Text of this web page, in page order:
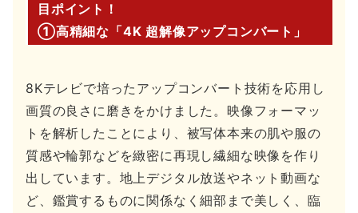
目ポイント！
①高精細な「4K 超解像アップコンバート」
8Kテレビで培ったアップコンバート技術を応用し
画質の良さに磨きをかけました。映像フォーマッ
トを解析したことにより、被写体本来の肌や服の
質感や輪郭などを緻密に再現し繊細な映像を作り
出しています。地上デジタル放送やネット動画な
ど、鑑賞するものに関係なく細部まで美しく、臨